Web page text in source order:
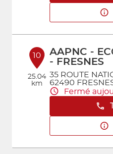
10
25.04
km
AAPNC -
- FRESNES
35 ROUTE
62490
Fermé